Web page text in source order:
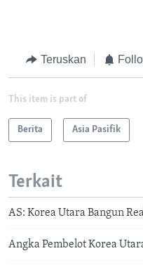
Teruskan
This item is part of
Berita Asia Pasifik
Terkait
AS: Korea Utara Bangun
Angka Pembelot Korea